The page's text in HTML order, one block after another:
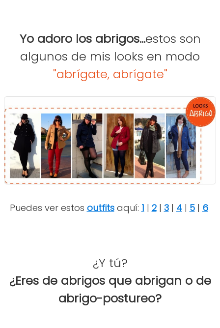
Yo adoro los abrigos...estos son
algunos de mis looks en modo
"abrígate, abrígate"
Puedes ver estos outfitsaquí: 1 | 2| 3| 4| 5| 6
¿Y tú?
¿Eres de abrigos que abrigan o de
abrigo-postureo?